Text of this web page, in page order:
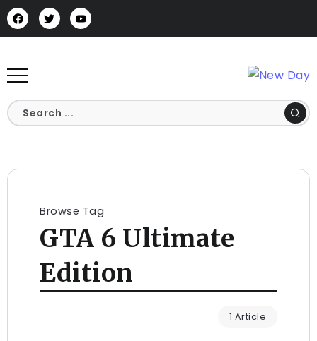
Browse Tag
GTA 6 Ultimate
Edition
1 Article